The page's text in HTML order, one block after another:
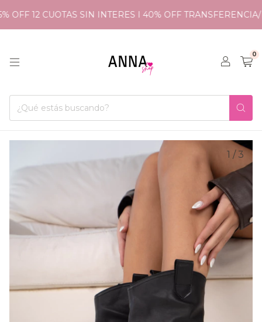
12 CUOTAS SIN INTERES I 40% OFF
0
1 / 3